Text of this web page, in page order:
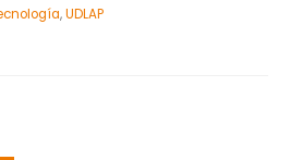
,UDLAP